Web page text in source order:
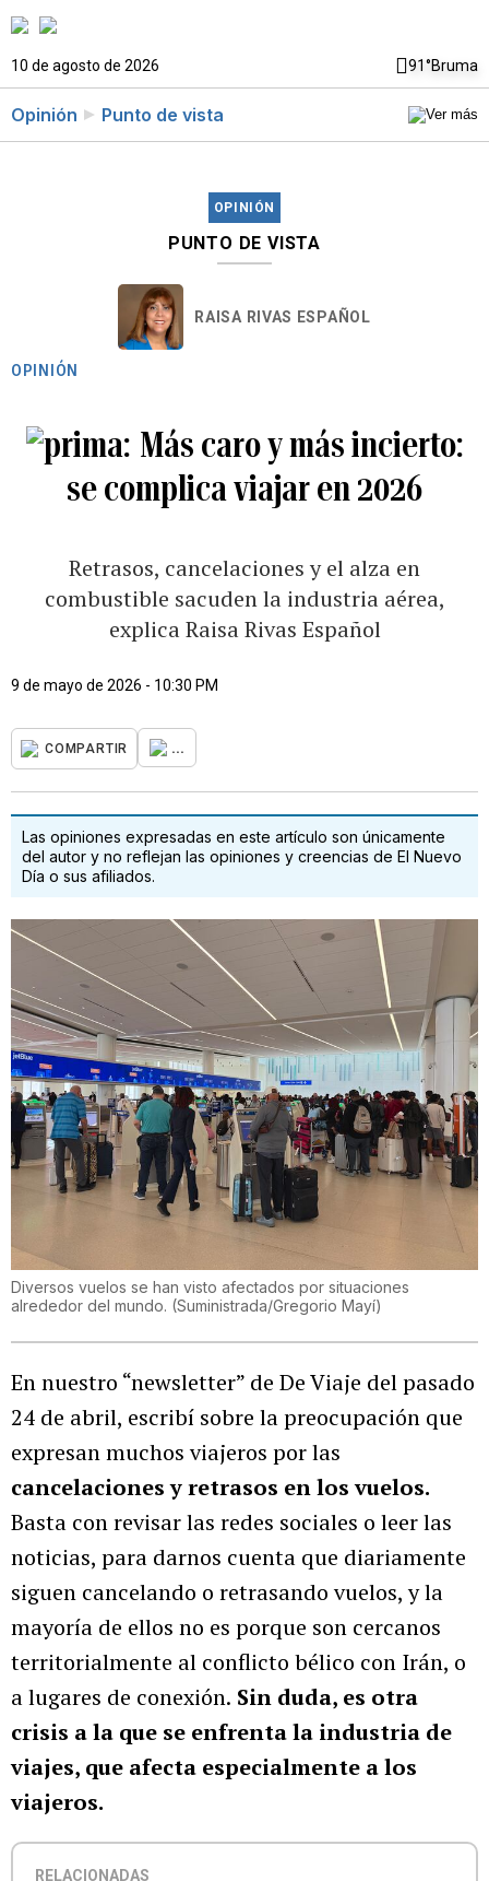
10 de agosto de 2026 91°Bruma
Opinión Punto de vista
OPINIÓN
PUNTO DE VISTA
RAISA RIVAS ESPAÑOL
OPINIÓN
Más caro y más incierto:
se complica viajar en 2026
Retrasos, cancelaciones y el alza en
combustible sacuden la industria aérea,
explica Raisa Rivas Español
9 de mayo de 2026 - 10:30 PM
COMPARTIR ...
Las opiniones expresadas en este artículo son únicamente
del autor y no reflejan las opiniones y creencias de El Nuevo
Día o sus afiliados.
Diversos vuelos se han visto afectados por situaciones
alrededor del mundo. (Suministrada/Gregorio Mayí)
En nuestro “newsletter” de De Viaje del pasado
24 de abril, escribí sobre la preocupación que
expresan muchos viajeros por las
cancelaciones y retrasos en los vuelos.
Basta con revisar las redes sociales o leer las
noticias, para darnos cuenta que diariamente
siguen cancelando o retrasando vuelos, y la
mayoría de ellos no es porque son cercanos
territorialmente al conflicto bélico con Irán, o
a lugares de conexión. Sin duda, es otra
crisis a la que se enfrenta la industria de
viajes, que afecta especialmente a los
viajeros.
RELACIONADAS